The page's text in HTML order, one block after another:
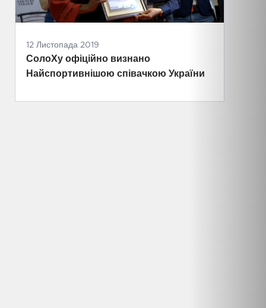
12 Листопада 2019
СолоХу офіційно визнано
Найспортивнішою співачкою України